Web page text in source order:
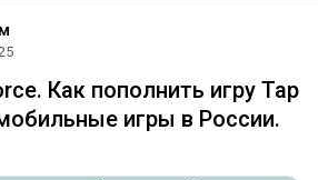
Как пополнить игру Tap
игры в России.